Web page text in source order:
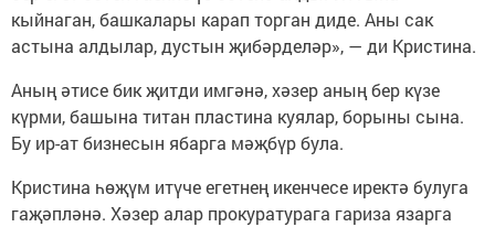
кыйнаган, башкалары карап торган диде. Аны сак
астына алдылар, дустын җибәрделәр», — ди Кристина.
Аның әтисе бик җитди имгәнә, хәзер аның бер күзе
күрми, башына титан пластина куялар, борыны сына.
Бу ир-ат бизнесын ябарга мәҗбүр була.
Кристина һөҗүм итүче егетнең икенчесе иректә булуга
гаҗәпләнә. Хәзер алар прокуратурага гариза язарга